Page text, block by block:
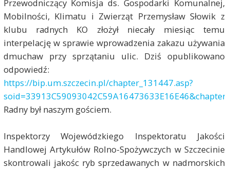
Przewodniczący Komisja ds. Gospodarki Komunalnej,
Mobilności, Klimatu i Zwierząt Przemysław Słowik z
klubu radnych KO złożył niecały miesiąc temu
interpelację w sprawie wprowadzenia zakazu używania
dmuchaw przy sprzątaniu ulic. Dziś opublikowano
odpowiedź:
https://bip.um.szczecin.pl/chapter_131447.asp?
Radny był naszym gościem.
Inspektorzy Wojewódzkiego Inspektoratu Jakości
Handlowej Artykułów Rolno-Spożywczych w Szczecinie
skontrowali jakośc ryb sprzedawanych w nadmorskich